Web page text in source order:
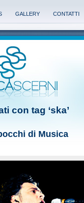
GALLERY CONTATTI
con tag ‘ska’
di Musica